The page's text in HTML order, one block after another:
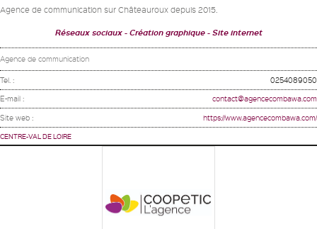
Agence de communication sur Châteauroux depuis 2015.
Réseaux sociaux Création graphique Site internet
Agence de communication
Tel. : 0254089050
E-mail : contact@agencecombawa.com
Site web : https://www.agencecombawa.com/
CENTRE-VAL DE LOIRE